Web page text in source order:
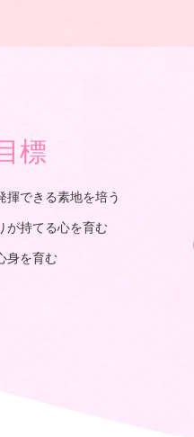
標
揮できる素地を培う
が持てる心を育む
身を育む